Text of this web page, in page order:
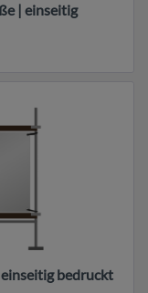
| einseitig
bedruckt